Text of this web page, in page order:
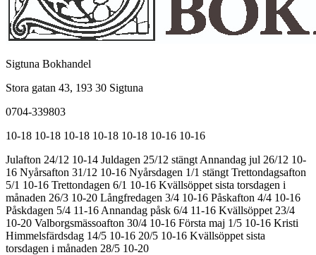
Sigtuna Bokhandel
Stora gatan 43, 193 30 Sigtuna
0704-339803
10-18 10-18 10-18 10-18 10-18 10-16 10-16
Julafton 24/12 10-14 Juldagen 25/12 stängt Annandag jul 26/12 10-
16 Nyårsafton 31/12 10-16 Nyårsdagen 1/1 stängt Trettondagsafton
5/1 10-16 Trettondagen 6/1 10-16 Kvällsöppet sista torsdagen i
månaden 26/3 10-20 Långfredagen 3/4 10-16 Påskafton 4/4 10-16
Påskdagen 5/4 11-16 Annandag påsk 6/4 11-16 Kvällsöppet 23/4
10-20 Valborgsmässoafton 30/4 10-16 Första maj 1/5 10-16 Kristi
Himmelsfärdsdag 14/5 10-16 20/5 10-16 Kvällsöppet sista
torsdagen i månaden 28/5 10-20